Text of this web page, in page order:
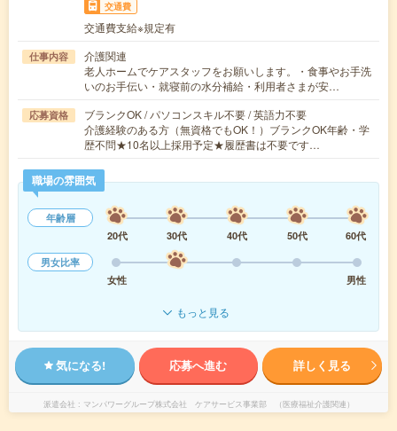
交通費
交通費支給※規定有
仕事内容
介護関連
老人ホームでケアスタッフをお願いします。・食事やお手洗
いのお手伝い・就寝前の水分補給・利用者さまが安…
応募資格
ブランクOK / パソコンスキル不要 / 英語力不要
介護経験のある方（無資格でもOK！）ブランクOK年齢・学
歴不問★10名以上採用予定★履歴書は不要です…
職場の雰囲気
年齢層
20代
30代 40代 50代
60代
男女比率
女性
男性
もっと見る
気になる! 応募へ進む 詳しく見る
派遣会社 マンパワーグループ株式会社 ケアサービス事業部 （医療福祉介護関連）